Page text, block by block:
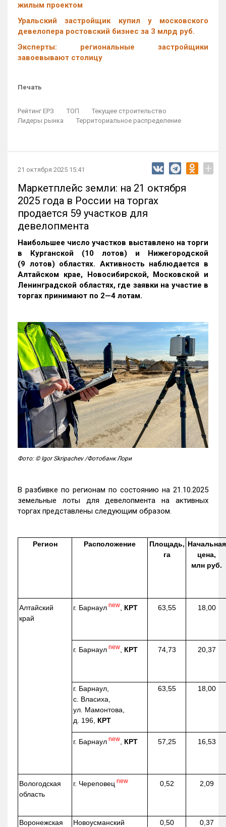
жилым проектом
Уральский застройщик купил у московского
девелопера ростовский бизнес за 3 млрд руб.
Эксперты: региональные застройщики
завоевывают столицу
Печать
Рейтинг ЕРЗ ТОП
Текущее строительство
Лидеры рынка
Территориальное распределение
21 октября 2025 15:41 +
Маркетплейс земли: на 21 октября
2025 года в России на торгах
продается 59 участков для
девелопмента
Наибольшее число участков выставлено на торги
в Курганской (10 лотов) и Нижегородской
(9 лотов) областях. Активность наблюдается в
Алтайском крае, Новосибирской, Московской и
Ленинградской областях, где заявки на участие в
торгах принимают по 2—4 лотам.
Фото: © Igor Skripachev /Фотобанк Лори
В разбивке по регионам по состоянию на 21.10.2025
земельные лоты для девелопмента на активных
торгах представлены следующим образом.
Регион Расположение
Площадь,
га
Начальная
цена,
млн руб.
Алтайский
край
г. Барнаул new КРТ 63,55 18,00
г. Барнаул new КРТ 74,73 20,37
г. Барнаул,
с. Власиха,
ул. Мамонтова,
д. 196, КРТ
63,55 18,00
г. Барнаул new КРТ 57,25 16,53
Вологодская
область
г. Череповец new 0,52 2,09
Воронежская Новоусманский 0,50 0,37